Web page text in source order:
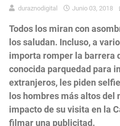
duraznodigital Junio 03, 2018
Todos los miran con
los saludan. Incluso, a
importa romper la barrera
conocida parquedad para
extranjeros, les piden
los hombres más altos del
impacto de su visita en la
filmar una publicitad.